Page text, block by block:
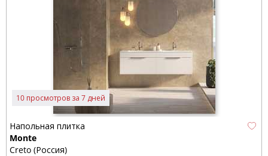
10 просмотров за 7 дней
Напольная плитка
Monte
Creto (Россия)